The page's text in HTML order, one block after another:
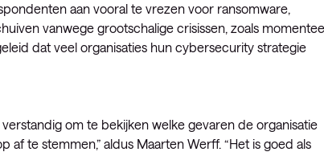
aan vooral te vrezen voor ransomware,
vanwege grootschalige crisissen, zoals
dat veel organisaties hun cybersecurity strategie
om te bekijken welke gevaren de organisatie
af te stemmen,” aldus Maarten Werff. “Het is goed als